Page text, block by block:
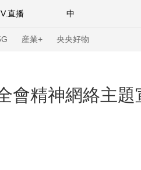
直播 中
産業+ 央央好物
會精神網絡主題